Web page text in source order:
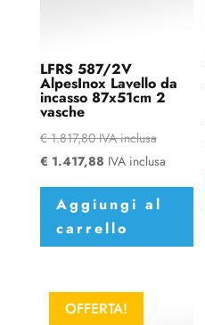
LFRS 587/2V
AlpesInox Lavello da
incasso 87x51cm 2
vasche
€1.817,80 IVA inclusa
€ 1.417,88 IVA inclusa
Aggiungi al
carrello
OFFERTA!